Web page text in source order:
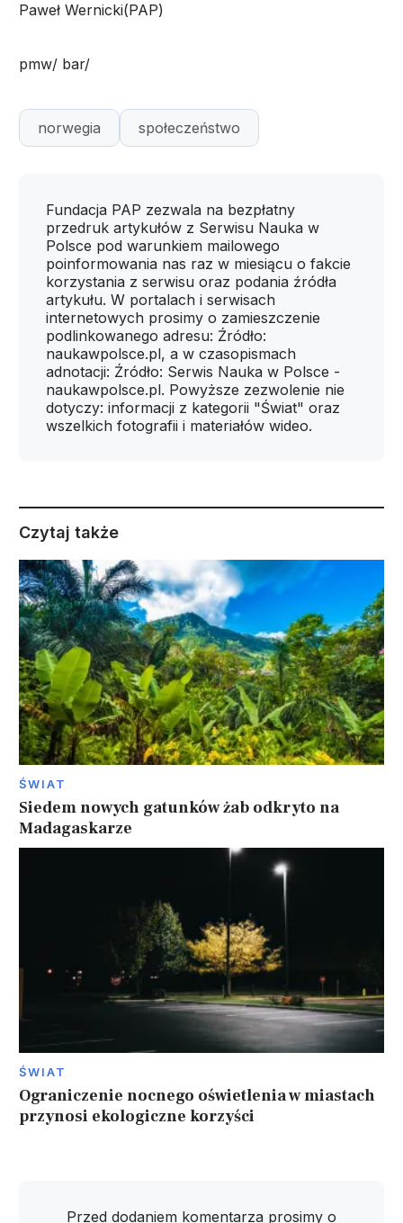
Paweł Wernicki(PAP)
pmw/ bar/
norwegia społeczeństwo
Fundacja PAP zezwala na bezpłatny
przedruk artykułów z Serwisu Nauka w
Polsce pod warunkiem mailowego
poinformowania nas raz w miesiącu o fakcie
korzystania z serwisu oraz podania źródła
artykułu. W portalach i serwisach
internetowych prosimy o zamieszczenie
podlinkowanego adresu: Źródło:
naukawpolsce.pl, a w czasopismach
adnotacji: Źródło: Serwis Nauka w Polsce -
naukawpolsce.pl. Powyższe zezwolenie nie
dotyczy: informacji z kategorii "Świat" oraz
wszelkich fotografii i materiałów wideo.
Czytaj także
ŚWIAT
Siedem nowych gatunków żab odkryto na
Madagaskarze
ŚWIAT
Ograniczenie nocnego oświetlenia w miastach
przynosi ekologiczne korzyści
Przed dodaniem komentarza prosimy o